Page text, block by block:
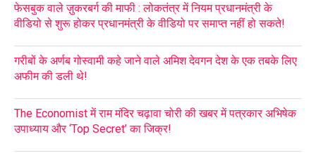
फेसबुक वाले ज़ुकरबर्ग की माफी : लोकतंत्र में नियम प्रधानमंत्री के
वीडियो से शुरू होकर प्रधानमंत्री के वीडियो पर समाप्त नहीं हो सकते!
गरीबों के अर्णब गोस्वामी कहे जाने वाले अमिश देवगन देश के एक तबके लिए
अफीम की डली थे!
The Economist में राम मंदिर चढ़ावा चोरी की खबर में पत्रकार अभिषेक
उपाध्याय और ‘Top Secret’ का जिक्र!